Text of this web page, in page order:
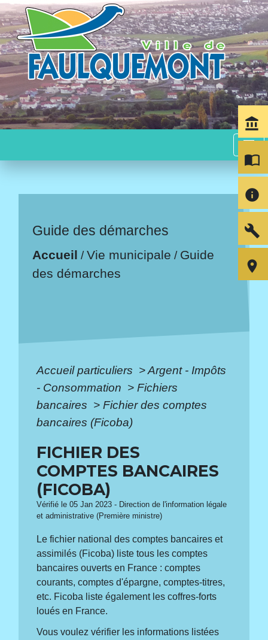
menu
Guide des démarches
Accueil /Vie municipale / Guide
des démarches
Accueil particuliers >Argent - Impôts
- Consommation > Fichiers
bancaires > Fichier des comptes
bancaires (Ficoba)
FICHIER DES
COMPTES BANCAIRES
(FICOBA)
Vérifié le 05 Jan 2023 - Direction de l'information légale
et administrative (Première ministre)
Le fichier national des comptes bancaires et
assimilés (Ficoba) liste tous les comptes
bancaires ouverts en France : comptes
courants, comptes d'épargne, comptes-titres,
etc. Ficoba liste également les coffres-forts
loués en France.
Vous voulez vérifier les informations listées
account_balance
import_contacts
info
build
room